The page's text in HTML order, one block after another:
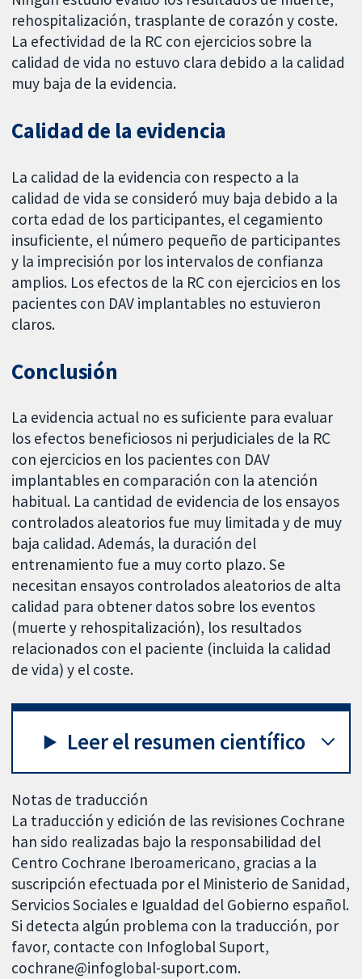
rehospitalización, trasplante de corazón y coste.
La efectividad de la RC con ejercicios sobre la
calidad de vida no estuvo clara debido a la calidad
muy baja de la evidencia.
Calidad de la evidencia
La calidad de la evidencia con respecto a la
calidad de vida se consideró muy baja debido a la
corta edad de los participantes, el cegamiento
insuficiente, el número pequeño de participantes
y la imprecisión por los intervalos de confianza
amplios. Los efectos de la RC con ejercicios en los
pacientes con DAV implantables no estuvieron
claros.
Conclusión
La evidencia actual no es suficiente para evaluar
los efectos beneficiosos ni perjudiciales de la RC
con ejercicios en los pacientes con DAV
implantables en comparación con la atención
habitual. La cantidad de evidencia de los ensayos
controlados aleatorios fue muy limitada y de muy
baja calidad. Además, la duración del
entrenamiento fue a muy corto plazo. Se
necesitan ensayos controlados aleatorios de alta
calidad para obtener datos sobre los eventos
(muerte y rehospitalización), los resultados
relacionados con el paciente (incluida la calidad
de vida) y el coste.
Leer el resumen científico
Notas de traducción
La traducción y edición de las revisiones Cochrane
han sido realizadas bajo la responsabilidad del
Centro Cochrane Iberoamericano, gracias a la
suscripción efectuada por el Ministerio de Sanidad,
Servicios Sociales e Igualdad del Gobierno español.
Si detecta algún problema con la traducción, por
favor, contacte con Infoglobal Suport,
cochrane@infoglobal-suport.com.